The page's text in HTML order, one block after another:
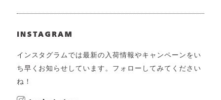
INSTAGRAM
インスタグラムでは最新の入荷情報やキャンペーンをい
ち早くお知らせしています。フォローしてみてください
ね！